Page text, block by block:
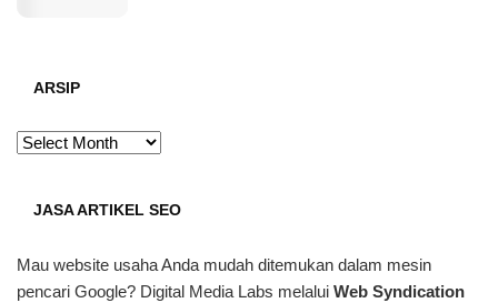
ARSIP
ARSIP
JASA ARTIKEL SEO
Mau website usaha Anda mudah ditemukan dalam mesin
pencari Google? Digital Media Labs melalui Web Syndication